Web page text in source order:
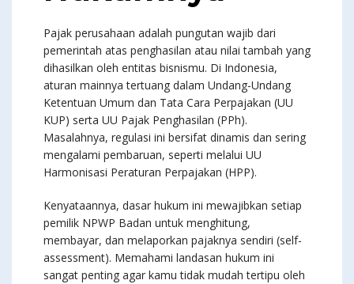
Pajak perusahaan adalah pungutan wajib dari
pemerintah atas penghasilan atau nilai tambah yang
dihasilkan oleh entitas bisnismu. Di Indonesia,
aturan mainnya tertuang dalam Undang-Undang
Ketentuan Umum dan Tata Cara Perpajakan (UU
KUP) serta UU Pajak Penghasilan (PPh).
Masalahnya, regulasi ini bersifat dinamis dan sering
mengalami pembaruan, seperti melalui UU
Harmonisasi Peraturan Perpajakan (HPP).
Kenyataannya, dasar hukum ini mewajibkan setiap
pemilik NPWP Badan untuk menghitung,
membayar, dan melaporkan pajaknya sendiri (self-
assessment). Memahami landasan hukum ini
sangat penting agar kamu tidak mudah tertipu oleh